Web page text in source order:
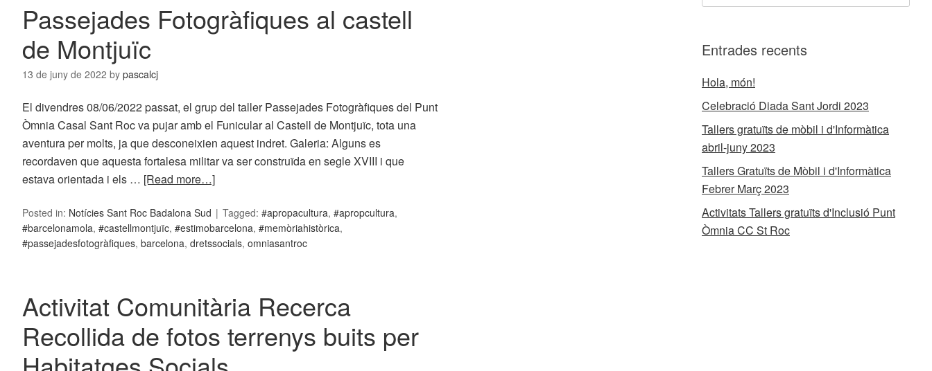
Passejades Fotogràfiques al castell
de Montjuïc
13 de juny de 2022 by pascalcj
El divendres 08/06/2022 passat, el grup del taller Passejades Fotogràfiques del Punt
Òmnia Casal Sant Roc va pujar amb el Funicular al Castell de Montjuïc, tota una
aventura per molts, ja que desconeixien aquest indret. Galeria: Alguns es
recordaven que aquesta fortalesa militar va ser construïda en segle XVIII i que
estava orientada i els … [Read more…]
Posted in: Notícies Sant Roc Badalona Sud Tagged: #apropacultura, #apropcultura,
#barcelonamola, #castellmontjuïc, #estimobarcelona, #memòriahistòrica,
#passejadesfotogràfiques, barcelona, dretssocials, omniasantroc
Activitat Comunitària Recerca
Recollida de fotos terrenys buits per
Entrades recents
Hola, món!
Celebració Diada Sant Jordi 2023
Tallers gratuïts de mòbil i d'Informàtica
abril-juny 2023
Tallers Gratuïts de Mòbil i d'Informàtica
Febrer Març 2023
Activitats Tallers gratuïts d'Inclusió Punt
Òmnia CC St Roc